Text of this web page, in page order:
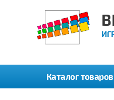
Каталог товаров